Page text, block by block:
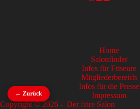
← Zurück
Home
Salonfinder
Infos für Friseure
Mitgliederbereich
Infos für die Presse
Impressum
Copyright © 2026 - Der faire Salon